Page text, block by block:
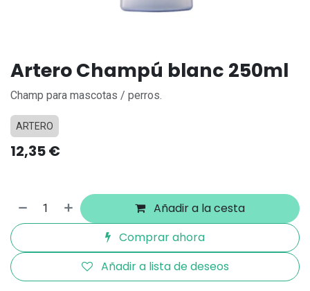
Artero Champú blanc 250ml
Champ para mascotas / perros.
ARTERO
12,35€
Añadir a la cesta
Comprar ahora
Añadir a lista de deseos